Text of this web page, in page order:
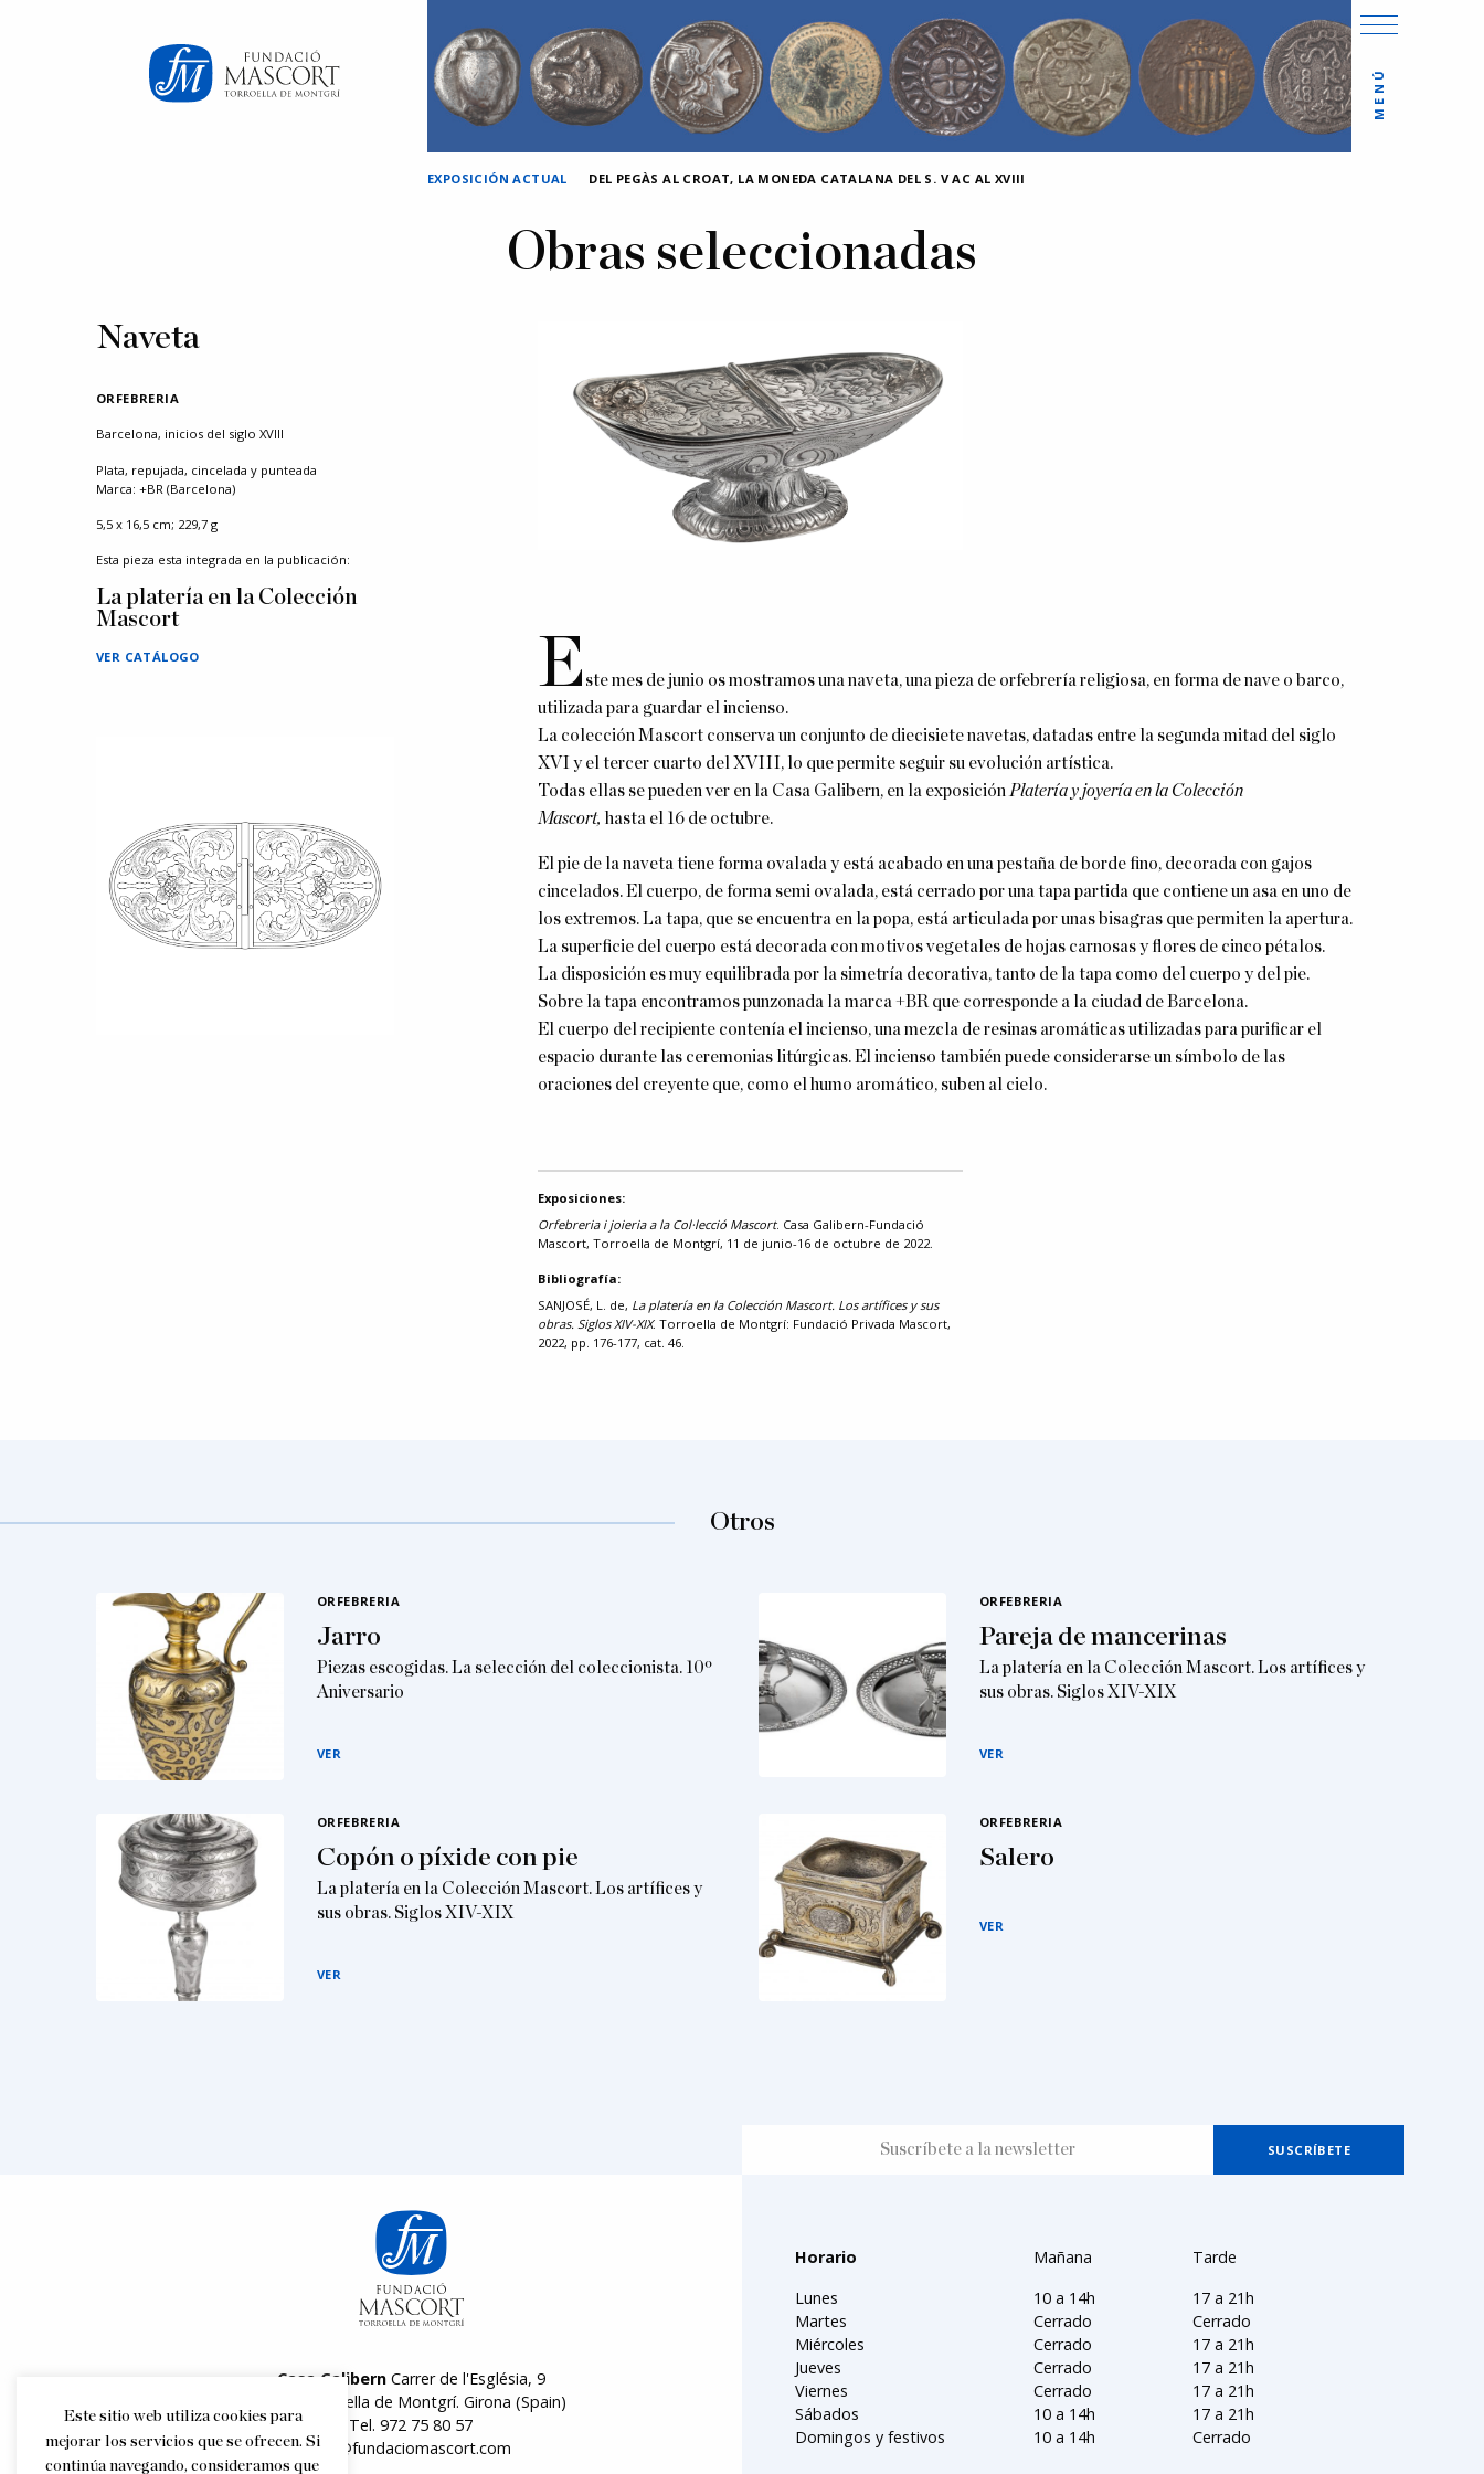
MENÚ
EXPOSICIÓN ACTUAL DEL PEGÀS AL CROAT, LA MONEDA CATALANA DEL S. V AC AL XVIII
Obras seleccionadas
Naveta
ORFEBRERIA
Barcelona, inicios del siglo XVIII
Plata, repujada, cincelada y punteada
Marca: +BR (Barcelona)
5,5 x 16,5 cm; 229,7 g
Esta pieza esta integrada en la publicación:
La platería en la Colección
Mascort
VER CATÁLOGO E ste mes de junio os mostramos una naveta, una pieza de orfebrería religiosa, en forma de nave o barco,
utilizada para guardar el incienso.
La colección Mascort conserva un conjunto de diecisiete navetas, datadas entre la segunda mitad del siglo
XVI y el tercer cuarto del XVIII, lo que permite seguir su evolución artística.
Todas ellas se pueden ver en la Casa Galibern, en la exposición Platería y joyería en la Colección
Mascort, hasta el 16 de octubre.
El pie de la naveta tiene forma ovalada y está acabado en una pestaña de borde fino, decorada con gajos
cincelados. El cuerpo, de forma semi ovalada, está cerrado por una tapa partida que contiene un asa en uno de
los extremos. La tapa, que se encuentra en la popa, está articulada por unas bisagras que permiten la apertura.
La superficie del cuerpo está decorada con motivos vegetales de hojas carnosas y flores de cinco pétalos.
La disposición es muy equilibrada por la simetría decorativa, tanto de la tapa como del cuerpo y del pie.
Sobre la tapa encontramos punzonada la marca +BR que corresponde a la ciudad de Barcelona.
El cuerpo del recipiente contenía el incienso, una mezcla de resinas aromáticas utilizadas para purificar el
espacio durante las ceremonias litúrgicas. El incienso también puede considerarse un símbolo de las
oraciones del creyente que, como el humo aromático, suben al cielo.
Exposiciones:
Orfebreria i joieria a la Col·lecció Mascort. Casa Galibern-Fundació
Mascort, Torroella de Montgrí, 11 de junio-16 de octubre de 2022.
Bibliografía:
SANJOSÉ, L. de, La platería en la Colección Mascort. Los artífices y sus
obras. Siglos XIV-XIX. Torroella de Montgrí: Fundació Privada Mascort,
2022, pp. 176-177, cat. 46.
Otros
ORFEBRERIA
Jarro
Piezas escogidas. La selección del coleccionista. 10º
Aniversario
VER
ORFEBRERIA
Pareja de mancerinas
La platería en la Colección Mascort. Los artífices y
sus obras. Siglos XIV-XIX
VER
ORFEBRERIA
Copón o píxide con pie
La platería en la Colección Mascort. Los artífices y
sus obras. Siglos XIV-XIX
VER
ORFEBRERIA
Salero
VER
Casa GalibernCarrer de l'Església, 9
17257 Torroella de Montgrí. Girona (Spain)
Tel. 972 75 80 57
info@fundaciomascort.com
Horario Mañana
Tarde
Lunes
10 a 14h
17 a 21h
Martes
Cerrado
Cerrado
Miércoles
Cerrado
17 a 21h
Jueves
Cerrado
17 a 21h
Viernes
Cerrado
17 a 21h
Sábados
10 a 14h
17 a 21h
Domingos y festivos
10 a 14h Cerrado
Este sitio web utiliza cookies para
mejorar los servicios que se ofrecen. Si
continúa navegando, consideramos que